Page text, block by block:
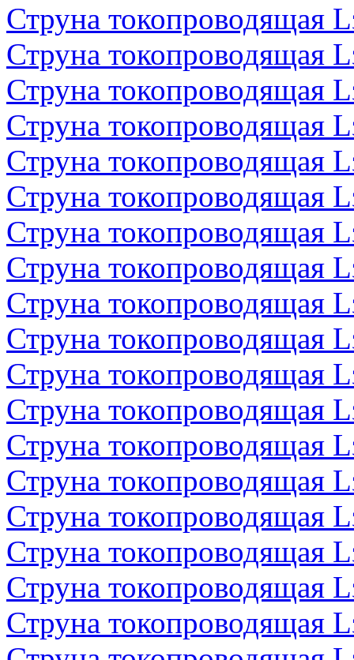
Струна токопроводящая
Струна токопроводящая
Струна токопроводящая
Струна токопроводящая
Струна токопроводящая
Струна токопроводящая
Струна токопроводящая
Струна токопроводящая
Струна токопроводящая
Струна токопроводящая
Струна токопроводящая
Струна токопроводящая
Струна токопроводящая
Струна токопроводящая
Струна токопроводящая
Струна токопроводящая
Струна токопроводящая
Струна токопроводящая